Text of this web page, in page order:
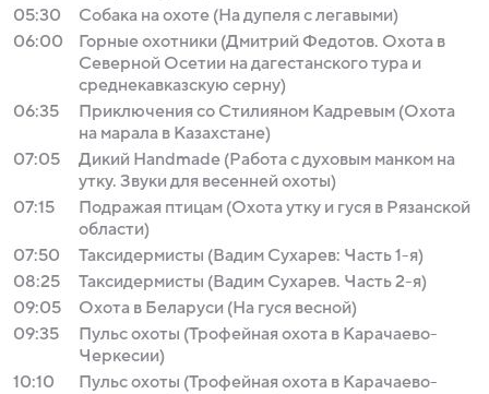
05:30
Собака на охоте (На дупеля с легавыми)
06:00
Горные охотники (Дмитрий Федотов. Охота в
Северной Осетии на дагестанского тура и
среднекавказскую серну)
06:35
Приключения со Стилияном Кадревым (Охота
на марала в Казахстане)
07:05
Дикий Handmade (Работа с духовым манком на
утку. Звуки для весенней охоты)
07:15
Подражая птицам (Охота утку и гуся в Рязанской
области)
07:50
Таксидермисты (Вадим Сухарев: Часть 1-я)
08:25
Таксидермисты (Вадим Сухарев. Часть 2-я)
09:05
Охота в Беларуси (На гуся весной)
09:35
Пульс охоты (Трофейная охота в Карачаево-
Черкесии)
10:10
Пульс охоты (Трофейная охота в Карачаево-